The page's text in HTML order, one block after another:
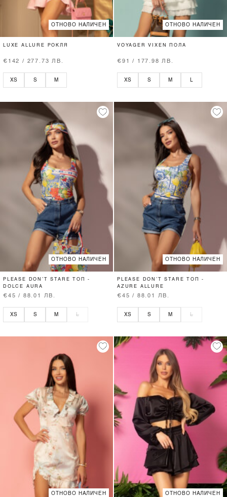
ОТНОВО НАЛИЧЕН
LUXE ALLURE РОКЛЯ
€142 / 277.73 ЛВ.
XS S M
ОТНОВО НАЛИЧЕН
VOYAGER VIXEN ПОЛА
€91 / 177.98 ЛВ.
XS S M L
ОТНОВО НАЛИЧЕН
PLEASE DON’T STARE ТОП -
DOLCE AURA
€45 / 88.01 ЛВ.
XS S M L
ОТНОВО НАЛИЧЕН
PLEASE DON’T STARE ТОП -
AZURE ALLURE
€45 / 88.01 ЛВ.
XS S M L
ОТНОВО НАЛИЧЕН ОТНОВО НАЛИЧЕН